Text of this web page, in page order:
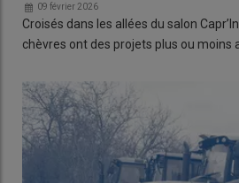
09 février 2026
Croisés dans les allées du salon
chèvres ont des projets plus ou moins